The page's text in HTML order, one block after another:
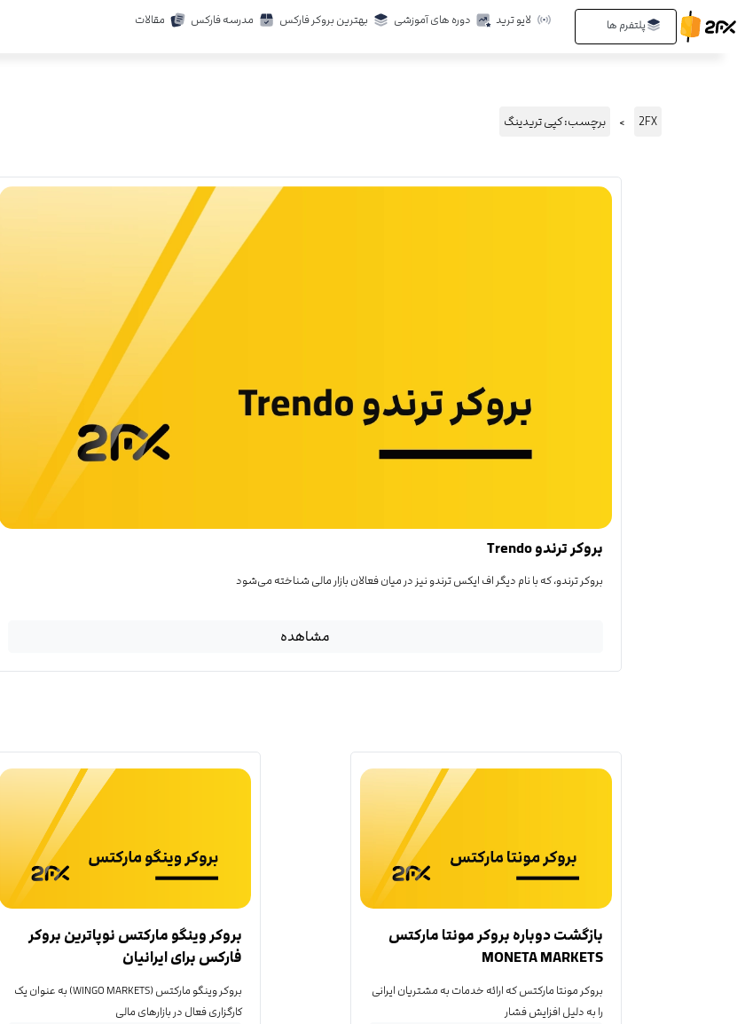
به
پلتفرم ها لایو ترید دوره های آموزشی بهترین بروکر فارکس مدرسه فارکس مقالات
2FX برچسب: کپی تریدینگ
بروکر ترندو Trendo
بروکر ترندو، که با نام دیگر اف ایکس ترندو نیز در میان فعالان بازار مالی شناخته می‌شود
مشاهده
بازگشت دوباره بروکر مونتا مارکتس
MONETA MARKETS
بروکر مونتا مارکتس که ارائه خدمات به مشتریان ایرانی
را به دلیل افزایش فشار
بروکر وینگو مارکتس نوپاترین بروکر
فارکس برای ایرانیان
بروکر وینگو مارکتس (WINGO MARKETS) به عنوان یک
کارگزاری فعال در بازارهای مالی